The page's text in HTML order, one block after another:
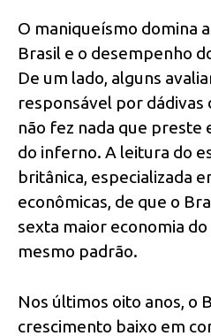
O maniqueísmo domina
Brasil e o desempenho
De um lado, alguns
responsável por dádivas
não fez nada que preste
do inferno. A leitura do
britânica, especializada
econômicas, de que o
sexta maior economia
mesmo padrão.
Nos últimos oito anos, o
crescimento baixo em